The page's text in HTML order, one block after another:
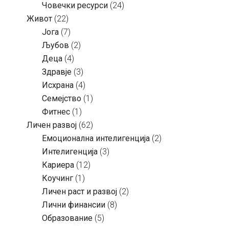
Човечки ресурси (24)
Живот (22)
Јога (7)
Љубов (2)
Деца (4)
Здравје (3)
Исхрана (4)
Семејство (1)
Фитнес (1)
Личен развој (62)
Емоционална интелигенција (2)
Интелигенција (3)
Кариера (12)
Коучинг (1)
Личен раст и развој (2)
Лични финансии (8)
Образование (5)